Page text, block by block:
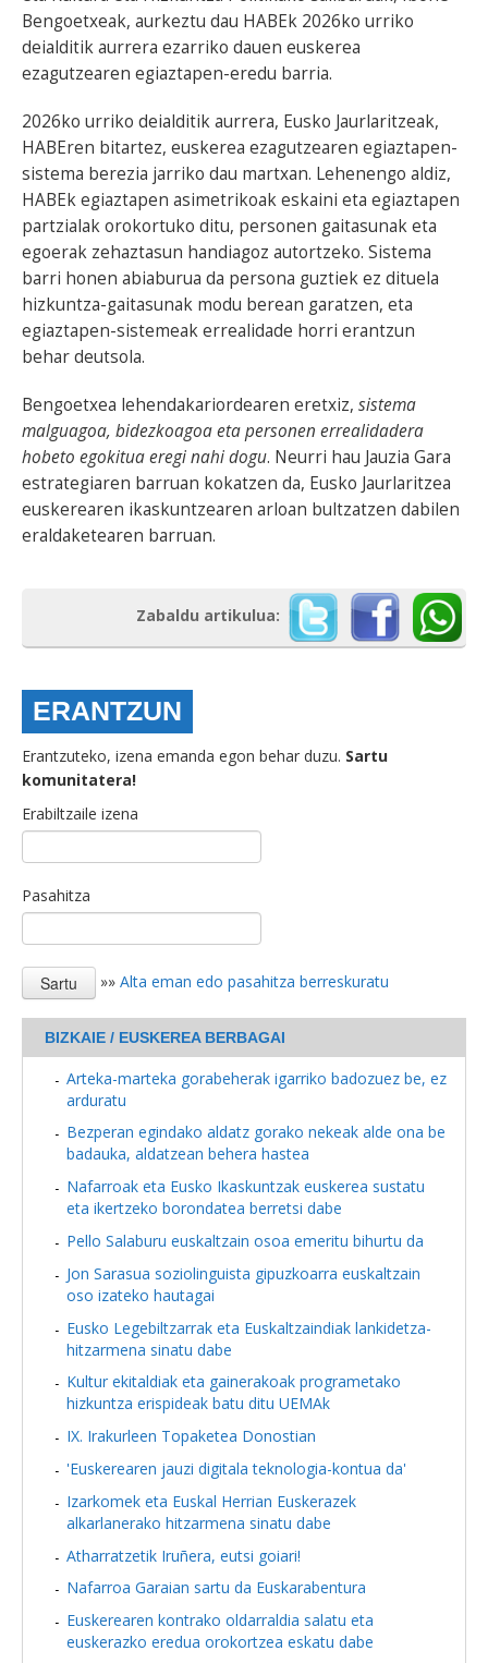
Bengoetxeak, aurkeztu dau HABEk 2026ko urriko
deialditik aurrera ezarriko dauen euskerea
ezagutzearen egiaztapen-eredu barria.
2026ko urriko deialditik aurrera, Eusko Jaurlaritzeak,
HABEren bitartez, euskerea ezagutzearen egiaztapen-
sistema berezia jarriko dau martxan. Lehenengo aldiz,
HABEk egiaztapen asimetrikoak eskaini eta egiaztapen
partzialak orokortuko ditu, personen gaitasunak eta
egoerak zehaztasun handiagoz autortzeko. Sistema
barri honen abiaburua da persona guztiek ez dituela
hizkuntza-gaitasunak modu berean garatzen, eta
egiaztapen-sistemeak errealidade horri erantzun
behar deutsola.
Bengoetxea lehendakariordearen eretxiz, sistema
malguagoa, bidezkoagoa eta personen errealidadera
hobeto egokitua eregi nahi dogu. Neurri hau Jauzia Gara
estrategiaren barruan kokatzen da, Eusko Jaurlaritzea
euskerearen ikaskuntzearen arloan bultzatzen dabilen
eraldaketearen barruan.
Zabaldu artikulua:
ERANTZUN
Erantzuteko, izena emanda egon behar duzu. Sartu
komunitatera!
Erabiltzaile izena
Pasahitza
»» Alta eman edo pasahitza berreskuratu
BIZKAIE / EUSKEREA BERBAGAI
Arteka-marteka gorabeherak igarriko badozuez be, ez
arduratu
Bezperan egindako aldatz gorako nekeak alde ona be
badauka, aldatzean behera hastea
Nafarroak eta Eusko Ikaskuntzak euskerea sustatu
eta ikertzeko borondatea berretsi dabe
Pello Salaburu euskaltzain osoa emeritu bihurtu da
Jon Sarasua soziolinguista gipuzkoarra euskaltzain
oso izateko hautagai
Eusko Legebiltzarrak eta Euskaltzaindiak lankidetza-
hitzarmena sinatu dabe
Kultur ekitaldiak eta gainerakoak programetako
hizkuntza erispideak batu ditu UEMAk
IX. Irakurleen Topaketea Donostian
'Euskerearen jauzi digitala teknologia-kontua da'
Izarkomek eta Euskal Herrian Euskerazek
alkarlanerako hitzarmena sinatu dabe
Atharratzetik Iruñera, eutsi goiari!
Nafarroa Garaian sartu da Euskarabentura
Euskerearen kontrako oldarraldia salatu eta
euskerazko eredua orokortzea eskatu dabe